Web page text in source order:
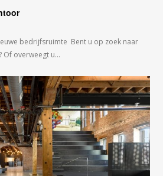
bedrijfsruimte Bent u op zoek naar
Of overweegt u…